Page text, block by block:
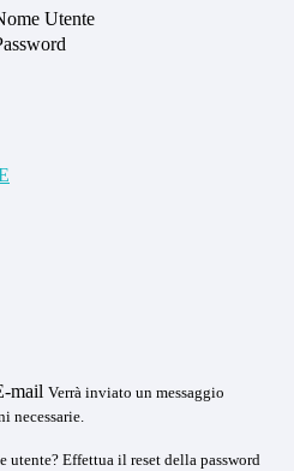
Utente
mail Verrà inviato un messaggio
necessarie.
utente? Effettua il reset della password